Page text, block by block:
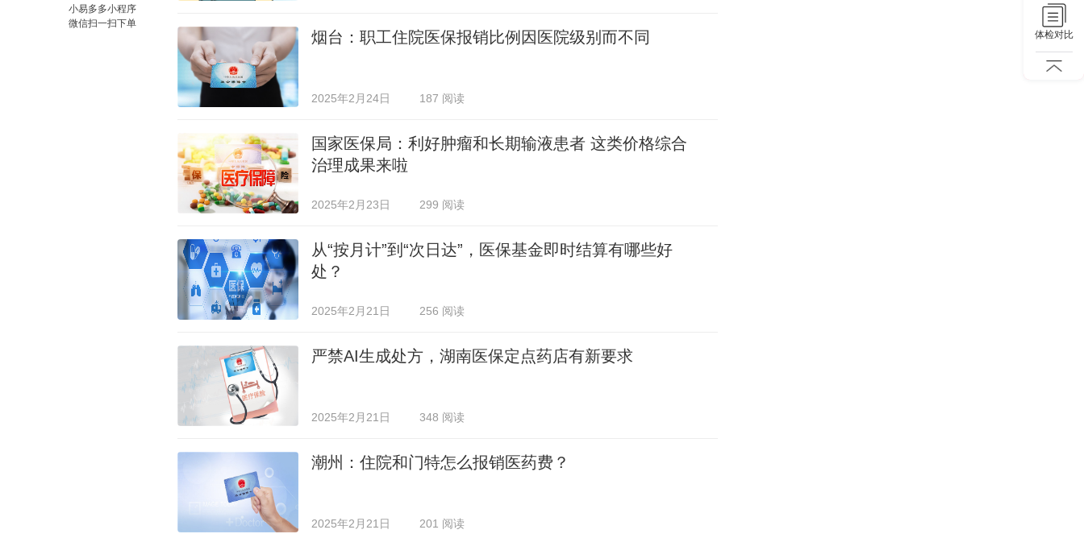
体检对比
小易多多小程序
微信扫一扫下单
烟台：职工住院医保报销比例因医院级别而不同
2025年2月24日 187 阅读
国家医保局：利好肿瘤和长期输液患者 这类价格综合
治理成果来啦
2025年2月23日 299 阅读
从“按月计”到“次日达”，医保基金即时结算有哪些好
处？
2025年2月21日 256 阅读
严禁AI生成处方，湖南医保定点药店有新要求
2025年2月21日 348 阅读
潮州：住院和门特怎么报销医药费？
2025年2月21日 201 阅读